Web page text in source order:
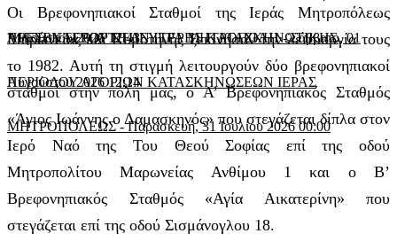
Αυγούστου 2026 12:43
ΠΡΕΣΒΥΤΕΡΟΥ ΣΤΗΝ ΙΕΡΑ ΜΗΤΡΟΠΟΛΗ-Σάββατο, 01
Αυγούστου 2026 12:14
ΛΗΞΗ ΚΑΙ ΕΟΡΤΗ ΔΕΥΤΕΡΗΣ ΚΑΤΑΣΚΗΝΩΤΙΚΗΣ
ΠΕΡΙΟΔΟΥ ΑΓΟΡΙΩΝ ΚΑΤΑΣΚΗΝΩΣΕΩΝ ΙΕΡΑΣ
ΜΗΤΡΟΠΟΛΕΩΣ-Παρασκευή, 31 Ιουλίου 2026 00:00
Οι Βρεφονηπιακοί Σταθμοί της Ιεράς Μητροπόλεως
Μαρωνείας και Κομοτηνής ξεκίνησαν την λειτουργία τους
το 1982. Αυτή τη στιγμή λειτουργούν δύο βρεφονηπιακοί
σταθμοί στην πόλη μας, ο Α’ Βρεφονηπιακός Σταθμός
«Άγιος Ιωάννης ο Δαμασκηνός» που στεγάζεται δίπλα στον
Ιερό Ναό της Του Θεού Σοφίας επί της οδού
Μητροπολίτου Μαρωνείας Ανθίμου 1 και ο Β’
Βρεφονηπιακός Σταθμός «Αγία Αικατερίνη» που
στεγάζεται επί της οδού Σισμάνογλου 18.